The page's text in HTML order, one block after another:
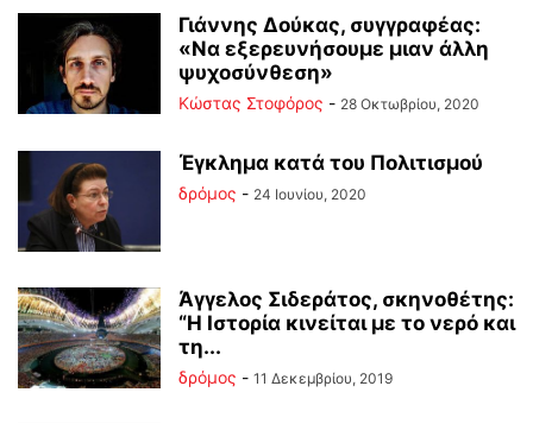
Γιάννης Δούκας, συγγραφέας:
«Να εξερευνήσουμε μιαν άλλη
ψυχοσύνθεση»
Κώστας Στοφόρος - 28 Οκτωβρίου, 2020
Έγκλημα κατά του Πολιτισμού
δρόμος - 24 Ιουνίου, 2020
Άγγελος Σιδεράτος, σκηνοθέτης:
“Η Ιστορία κινείται με το νερό και
τη...
δρόμος - 11 Δεκεμβρίου, 2019